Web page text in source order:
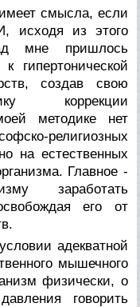
смысла, если
исходя из этого
мне пришлось
гипертонической
создав свою
коррекции
методике нет
религиозных
на естественных
Главное -
заработать
его от
адекватной
мышечного
физически, о
говорить